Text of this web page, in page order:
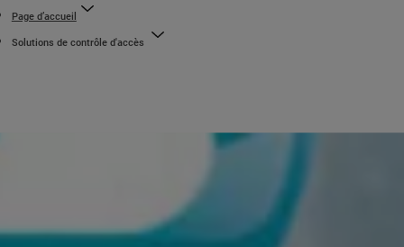
Page d’accueil
Solutions de contrôle d'accès